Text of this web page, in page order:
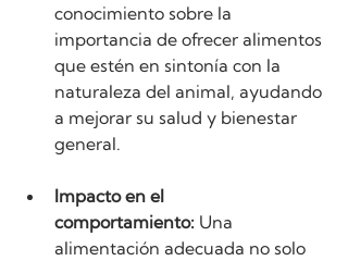
conocimiento sobre la
importancia de ofrecer alimentos
que estén en sintonía con la
naturaleza del animal, ayudando
a mejorar su salud y bienestar
general.
Impacto en el
comportamiento: Una
alimentación adecuada no solo